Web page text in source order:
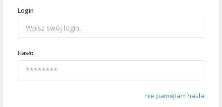
Login
Hasło
nie pamiętam hasła